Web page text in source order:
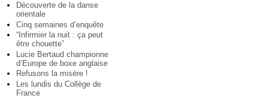
Découverte de la danse
orientale
Cinq semaines d’enquête
“Infirmier la nuit : ça peut
être chouette”
Lucie Bertaud championne
d’Europe de boxe anglaise
Refusons la misère !
Les lundis du Collège de
France